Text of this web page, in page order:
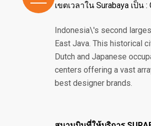
เขตเวลาใน Surabaya เป็น :
Indonesia\'s second
East Java. This historical
Dutch and Japanese
centers offering a vast
best designer brands.